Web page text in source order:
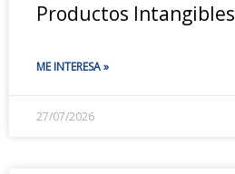
Productos Intangibles
ME INTERESA »
27/07/2026